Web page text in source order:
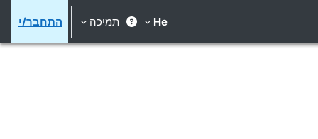
He תמיכה התחבר/י